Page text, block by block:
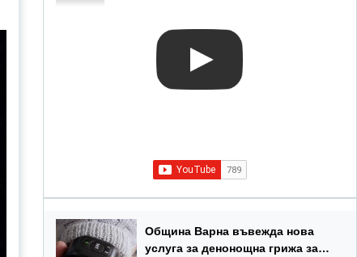
Община Варна въвежда нова
услуга за денонощна грижа за